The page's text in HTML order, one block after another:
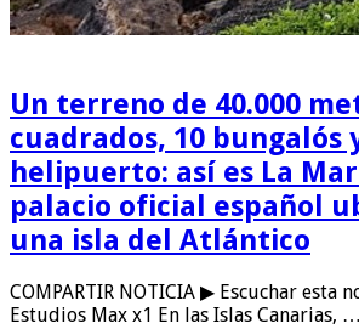
Un terreno de 40.000
cuadrados, 10 bungalós
helipuerto: así es La
palacio oficial español
una isla del Atlántico
COMPARTIR NOTICIA ▶ Escuchar esta
Estudios Max x1 En las Islas Canarias, …